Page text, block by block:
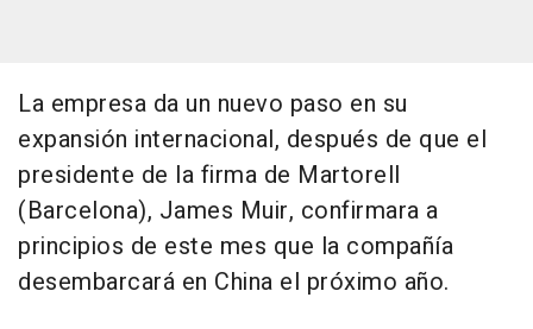
La empresa da un nuevo paso en su
expansión internacional, después de que el
presidente de la firma de Martorell
(Barcelona), James Muir, confirmara a
principios de este mes que la compañía
desembarcará en China el próximo año.